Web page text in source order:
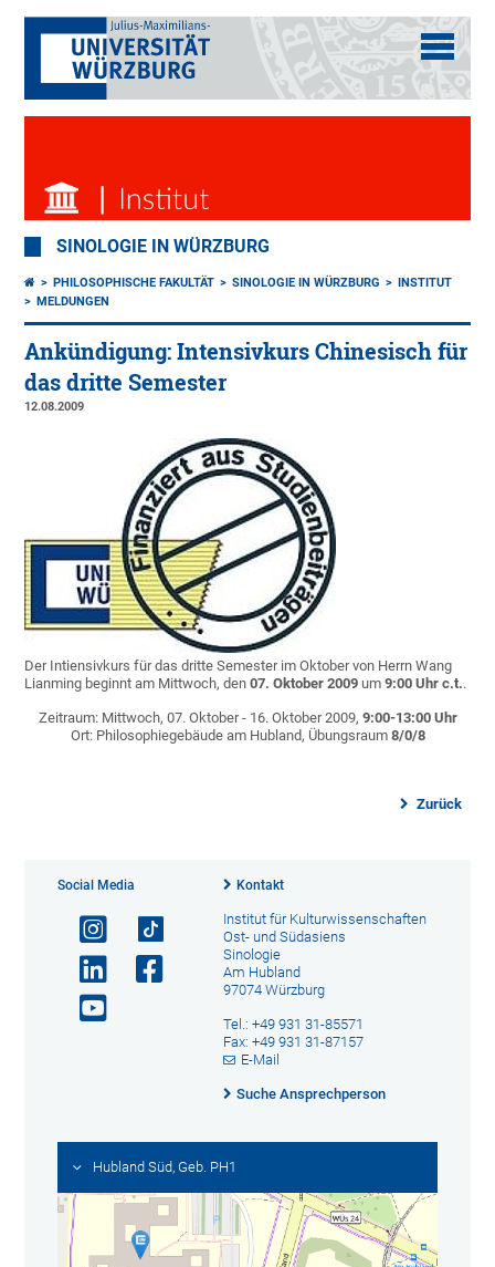
SINOLOGIE IN WÜRZBURG
PHILOSOPHISCHE FAKULTÄT SINOLOGIE IN WÜRZBURG
INSTITUT
MELDUNGEN
Ankündigung: Intensivkurs Chinesisch für
das dritte Semester
12.08.2009
Der Intiensivkurs für das dritte Semester im Oktober von Herrn Wang
Lianming beginnt am Mittwoch, den07. Oktober 2009 um9:00 Uhr c.t..
Zeitraum: Mittwoch, 07. Oktober - 16. Oktober 2009, 9:00-13:00 Uhr
Ort: Philosophiegebäude am Hubland, Übungsraum 8/0/8
Zurück
Social Media Kontakt
Institut für Kulturwissenschaften
Ost- und Südasiens
Sinologie
Am Hubland
97074 Würzburg
Tel.: +49 931 31-85571
Fax: +49 931 31-87157
E-Mail
Suche Ansprechperson
Hubland Süd, Geb. PH1